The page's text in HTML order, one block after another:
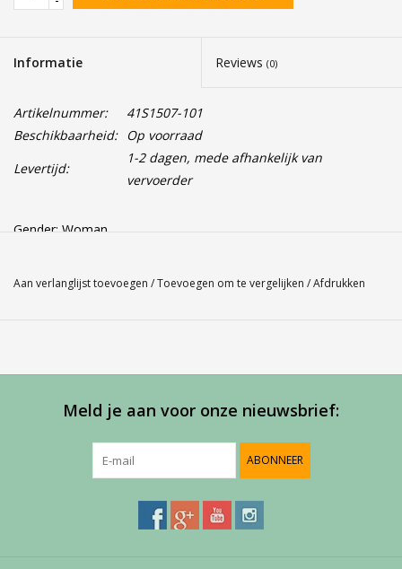
Informatie Reviews (0)
Artikelnummer:
41S1507-101
Beschikbaarheid: Op voorraad
Levertijd:
1-2 dagen, mede afhankelijk van
vervoerder
Gender: Woman
Materiaal: 100 % polyester
sierlijk en paars gekleurd zo ook de ventillerende voering van de
Aan verlanglijst toevoegen /Toevoegen om te vergelijken /Afdrukken
Meld je aan voor onze nieuwsbrief:
ABONNEER